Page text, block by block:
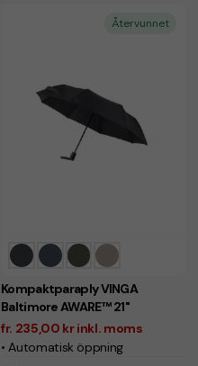
Återvunnet
Kompaktparaply VINGA
Baltimore AWARE™ 21"
fr. 235,00 kr inkl. moms
• Automatisk öppning